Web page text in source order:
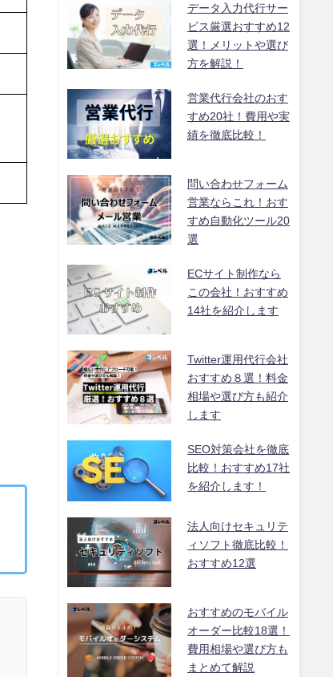
データ入力代行サー
ビス厳選おすすめ12
選！メリットや選び
方を解説！
営業代行会社のおす
すめ20社！費用や実
績を徹底比較！
問い合わせフォーム
営業ならこれ！おす
すめ自動化ツール20
選
ECサイト制作なら
この会社！おすすめ
14社を紹介します
Twitter運用代行会社
おすすめ８選！料金
相場や選び方も紹介
します
SEO対策会社を徹底
比較！おすすめ17社
を紹介します！
法人向けセキュリテ
ィソフト徹底比較！
おすすめ12選
おすすめのモバイル
オーダー比較18選！
費用相場や選び方も
まとめて解説